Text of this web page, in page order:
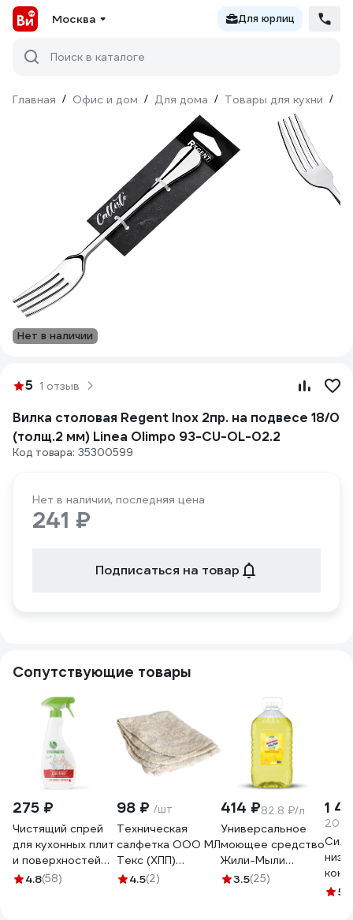
Москва Для юрлиц
Поиск в каталоге
Главная / Офис и дом / Для дома / Товары для кухни /
Нет в наличии
5 1 отзыв
Вилка столовая Regent Inox 2пр. на подвесе 18/0
(толщ.2 мм) Linea Olimpo 93-CU-OL-02.2
Код товара: 35300599
Нет в наличии, последняя цена
241 ₽
Подписаться на товар
Сопутствующие товары
275 ₽
Чистящий спрей
для кухонных плит
и поверхностей
SYNERGETIC 500
4.8(58)
98 ₽ /шт
Техническая
салфетка ООО МЛ
Текс (ХПП)
80x100 см, серая,
4.5(2)
414 ₽82.8 ₽/л
Универсальное
моющее средство
Жили-Мыли
"Локус" аромат
3.5(25)
1
5